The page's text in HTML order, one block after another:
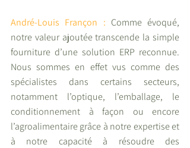
André-Louis Françon : Comme évoqué,
notre valeur ajoutée transcende la simple
fourniture d’une solution ERP reconnue.
Nous sommes en effet vus comme des
spécialistes dans certains secteurs,
notamment l’optique, l’emballage, le
conditionnement à façon ou encore
l’agroalimentaire grâce à notre expertise et
à notre capacité à résoudre des